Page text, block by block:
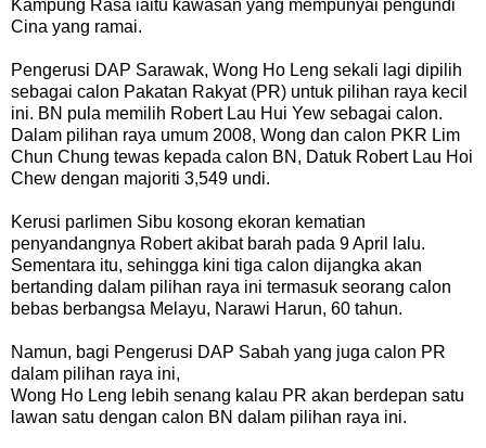
Kampung Rasa iaitu kawasan yang mempunyai pengundi
Cina yang ramai.
Pengerusi DAP Sarawak, Wong Ho Leng sekali lagi dipilih
sebagai calon Pakatan Rakyat (PR) untuk pilihan raya kecil
ini. BN pula memilih Robert Lau Hui Yew sebagai calon.
Dalam pilihan raya umum 2008, Wong dan calon PKR Lim
Chun Chung tewas kepada calon BN, Datuk Robert Lau Hoi
Chew dengan majoriti 3,549 undi.
Kerusi parlimen Sibu kosong ekoran kematian
penyandangnya Robert akibat barah pada 9 April lalu.
Sementara itu, sehingga kini tiga calon dijangka akan
bertanding dalam pilihan raya ini termasuk seorang calon
bebas berbangsa Melayu, Narawi Harun, 60 tahun.
Namun, bagi Pengerusi DAP Sabah yang juga calon PR
dalam pilihan raya ini,
Wong Ho Leng lebih senang kalau PR akan berdepan satu
lawan satu dengan calon BN dalam pilihan raya ini.